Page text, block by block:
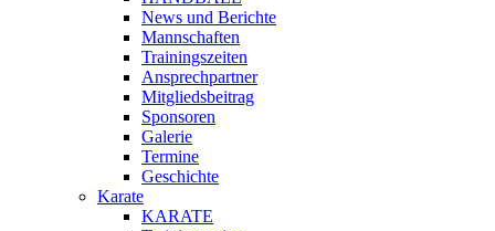
News und Berichte
Mannschaften
Trainingszeiten
Ansprechpartner
Mitgliedsbeitrag
Sponsoren
Galerie
Termine
Geschichte
Karate
KARATE